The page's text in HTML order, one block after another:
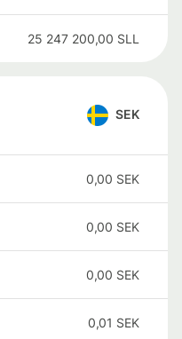
25 247 200,00 SLL
SEK
0,00 SEK
0,00 SEK
0,00 SEK
0,01 SEK